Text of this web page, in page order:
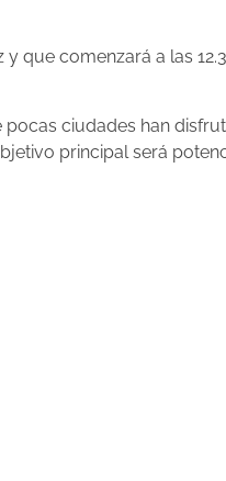
que comenzará a las
ciudades han
principal será